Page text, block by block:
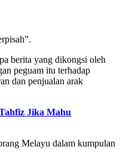
berita yang dikongsi oleh
peguam itu terhadap
dan penjualan arak
Jika Mahu
Melayu dalam kumpulan